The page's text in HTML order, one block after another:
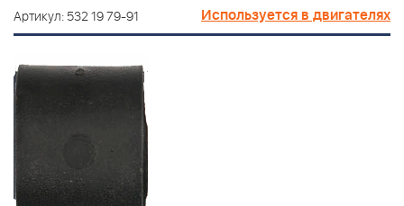
Артикул: 532 19 79-91 Используется в двигателях